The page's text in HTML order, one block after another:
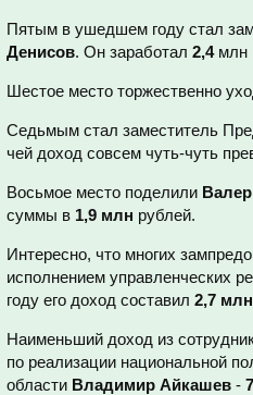
Пятым в ушедшем году стал
Денисов. Он заработал 2,4млн
Шестое место торжественно
Седьмым стал заместитель
чей доход совсем чуть-чуть
Восьмое место поделили
суммы в 1,9 млн рублей.
Интересно, что многих
исполнением управленческих
году его доход составил 2,7
Наименьший доход из
по реализации национальной
области Владимир Айкашев -